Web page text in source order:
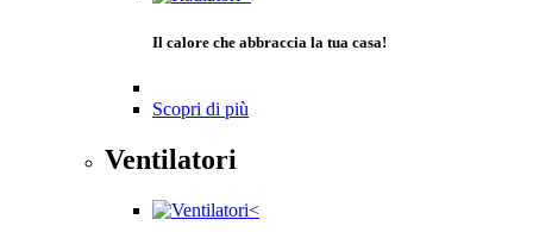
Il calore che abbraccia la tua casa!
Scopri di più
Ventilatori